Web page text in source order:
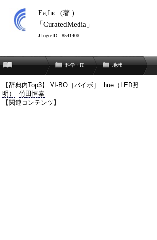
Ea,Inc. (著:)
「CuratedMedia」
JLogosID : 8541400
科学・IT 地球
【辞典内Top3】 VI-BO［バイボ］
hue（LED照
明）
竹田恒泰
【関連コンテンツ】